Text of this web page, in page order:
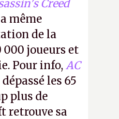
Creed
même
de la
000 joueurs et
Pour info, AC
les 65
plus de
retrouve sa